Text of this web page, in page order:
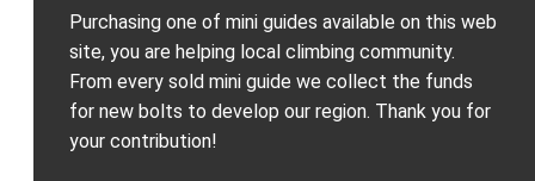
Purchasing one of mini guides available on this web
site, you are helping local climbing community.
From every sold mini guide we collect the funds
for new bolts to develop our region. Thank you for
your contribution!